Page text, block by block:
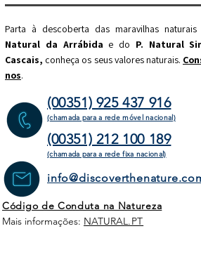
Parta à descoberta das maravilhas
Natural da Arrábida e do P. Natural
Cascais, conheça os seus valores naturais.
nos.
(00351) 925 437 916
(chamada para a rede móvel nacional)
(00351) 212 100 189
(chamada para a rede fixa nacional)
Código de Conduta na Natureza
Mais informações: NATURAL.PT